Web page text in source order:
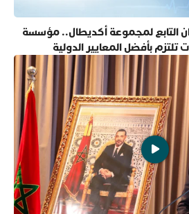
التابع لمجموعة أكديطال.. مؤسسة
بأفضل المعايير الدولية